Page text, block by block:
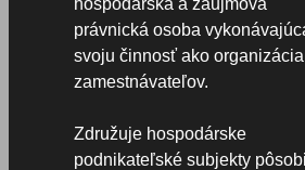
hospodárska a záujmová
právnická osoba
svoju činnosť ako organizácia
zamestnávateľov.
Združuje hospodárske
podnikateľské subjekty